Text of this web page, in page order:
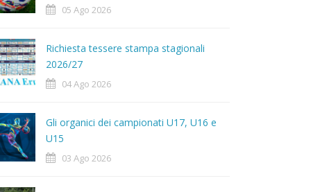
05 Ago 2026
Richiesta tessere stampa stagionali
2026/27
04 Ago 2026
Gli organici dei campionati U17, U16 e
U15
03 Ago 2026